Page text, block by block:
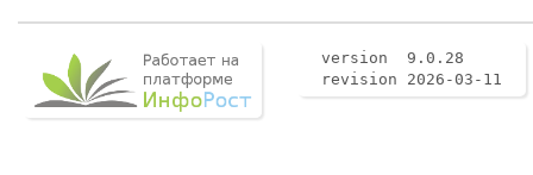
version 9.0.28
revision 2026-03-11